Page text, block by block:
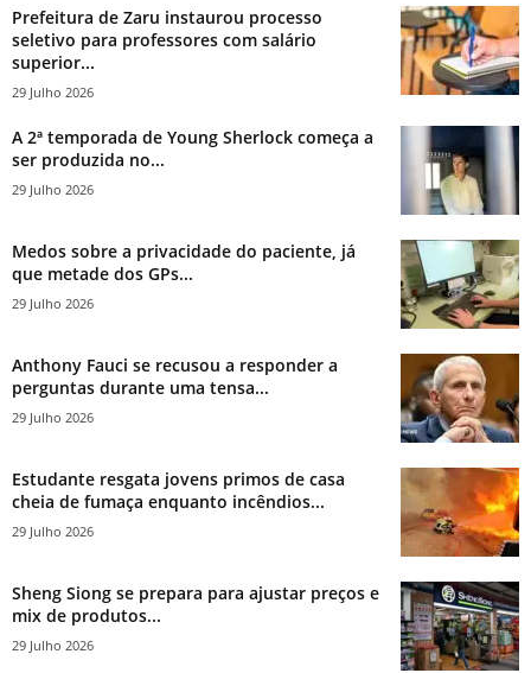
Prefeitura de Zaru instaurou processo
seletivo para professores com salário
superior...
29 Julho 2026
A 2ª temporada de Young Sherlock começa a
ser produzida no...
29 Julho 2026
Medos sobre a privacidade do paciente, já
que metade dos GPs...
29 Julho 2026
Anthony Fauci se recusou a responder a
perguntas durante uma tensa...
29 Julho 2026
Estudante resgata jovens primos de casa
cheia de fumaça enquanto incêndios...
29 Julho 2026
Sheng Siong se prepara para ajustar preços e
mix de produtos...
29 Julho 2026